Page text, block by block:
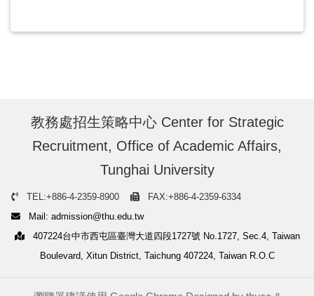
教務處招生策略中心 Center for Strategic
Recruitment, Office of Academic Affairs,
Tunghai University
TEL:+886-4-2359-8900
FAX:+886-4-2359-6334
Mail: admission@thu.edu.tw
407224台中市西屯區臺灣大道四段1727號 No.1727, Sec.4, Taiwan
Boulevard, Xitun District, Taichung 407224, Taiwan R.O.C